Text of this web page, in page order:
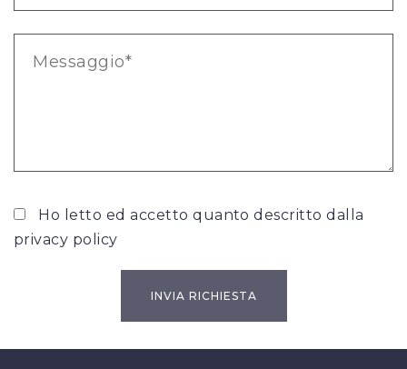
Ho letto ed accetto quanto descritto dalla
privacy policy